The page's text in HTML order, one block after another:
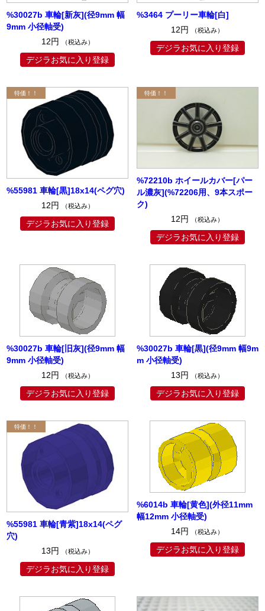
%30027b 車輪[新灰](径9mm 幅
9mm 小径軸受)
12円
（税込み）
デジラお気に入り登録
%3464 プーリー車輪[白]
12円
（税込み）
デジラお気に入り登録
%55981 車輪[黒]18x14(ペグ穴)
12円
（税込み）
デジラお気に入り登録
%72210b ホイールカバー[パー
ル濃灰](%72206用、9本スポー
ク)
12円
（税込み）
デジラお気に入り登録
%30027b 車輪[旧灰](径9mm 幅
9mm 小径軸受)
12円
（税込み）
デジラお気に入り登録
%30027b 車輪[黒](径9mm 幅9m
m 小径軸受)
13円
（税込み）
デジラお気に入り登録
%55981 車輪[青紫]18x14(ペグ
穴)
13円
（税込み）
デジラお気に入り登録
%6014b 車輪[黄色](外径11mm
幅12mm 小径軸受)
14円
（税込み）
デジラお気に入り登録